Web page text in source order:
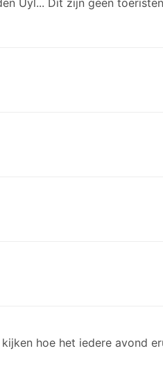
Uyl... Dit zijn geen
hoe het iedere avond